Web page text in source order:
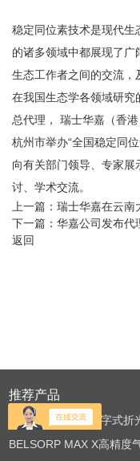
稳定同位素技术是现代
的诸多领域中都展现了
生态工作者之间的交流
在我国生态学各领域研究
总代理， 瑞士华嘉（香
杭州市举办“全国稳定同
向有关部门领导、专家
讨、学术交流。
上一篇： 瑞士华嘉在云南
下一篇： 华嘉公司发布代
返回
推荐产品
J257美国鲁道夫数字式折
BELSORP MAX X高精度